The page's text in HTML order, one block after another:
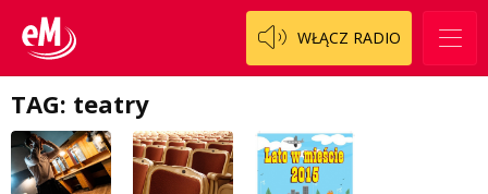
WŁĄCZ RADIO
Staszowski
Włoszczowski
Cały ten sport
Dzieciaki Cudaki
Fascynująca nauka
Historia na fali
Koncert życzeń
Kontakt
O nas
TAG: teatry